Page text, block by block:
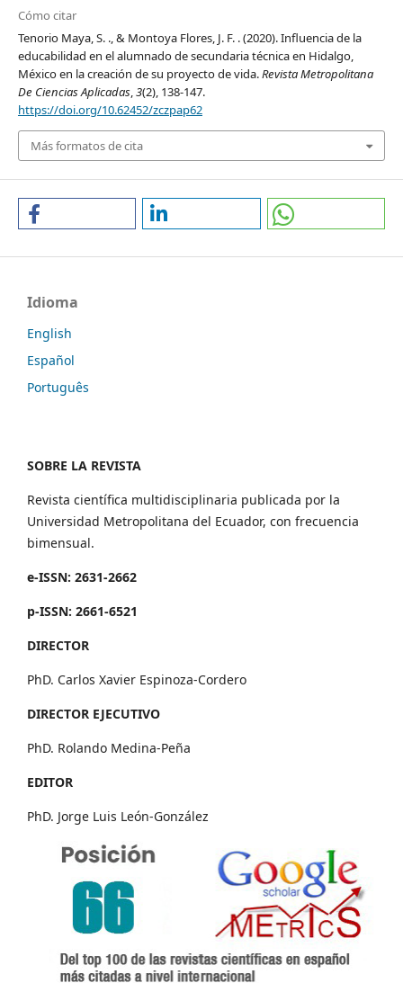
Cómo citar
Tenorio Maya, S. ., & Montoya Flores, J. F. . (2020). Influencia de la
educabilidad en el alumnado de secundaria técnica en Hidalgo,
México en la creación de su proyecto de vida.Revista Metropolitana
De Ciencias Aplicadas,3(2), 138-147.
https://doi.org/10.62452/zczpap62
Más formatos de cita
Idioma
English
Español
Português
SOBRE LA REVISTA
Revista científica multidisciplinaria publicada por la
Universidad Metropolitana del Ecuador, con frecuencia
bimensual.
e-ISSN: 2631-2662
p-ISSN: 2661-6521
DIRECTOR
PhD. Carlos Xavier Espinoza-Cordero
DIRECTOR EJECUTIVO
PhD. Rolando Medina-Peña
EDITOR
PhD. Jorge Luis León-González